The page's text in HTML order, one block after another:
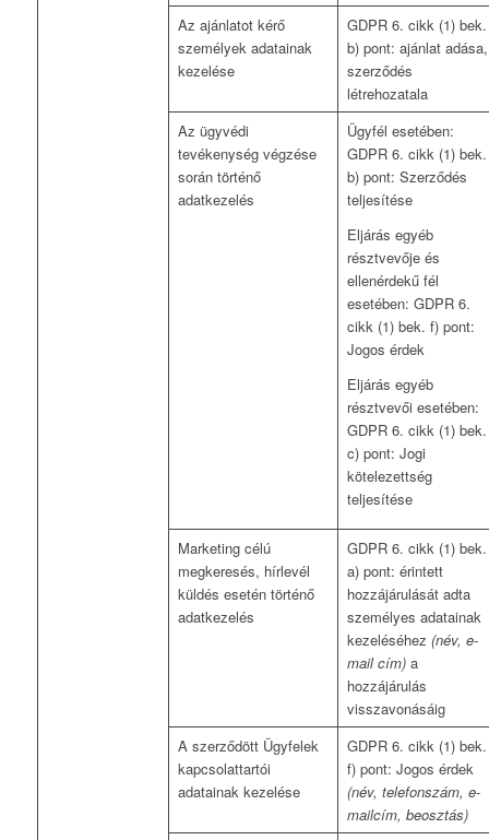
Az ajánlatot kérő
személyek adatainak
kezelése
GDPR 6. cikk (1) bek.
b) pont: ajánlat adása,
szerződés
létrehozatala
Az ügyvédi
tevékenység végzése
során történő
adatkezelés
Ügyfél esetében:
GDPR 6. cikk (1) bek.
b) pont: Szerződés
teljesítése
Eljárás egyéb
résztvevője és
ellenérdekű fél
esetében: GDPR 6.
cikk (1) bek. f) pont:
Jogos érdek
Eljárás egyéb
résztvevői esetében:
GDPR 6. cikk (1) bek.
c) pont: Jogi
kötelezettség
teljesítése
Marketing célú
megkeresés, hírlevél
küldés esetén történő
adatkezelés
GDPR 6. cikk (1) bek.
a) pont: érintett
hozzájárulását adta
személyes adatainak
kezeléséhez (név, e-
mail cím)a
hozzájárulás
visszavonásáig
A szerződött Ügyfelek
kapcsolattartói
adatainak kezelése
GDPR 6. cikk (1) bek.
f) pont: Jogos érdek
(név, telefonszám, e-
mailcím, beosztás)